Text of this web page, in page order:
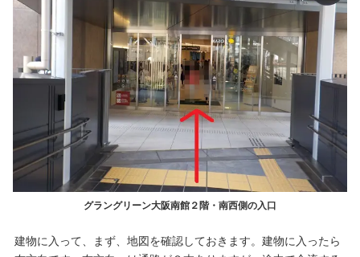
グラングリーン大阪南館２階・南西側の入口
建物に入って、まず、地図を確認しておきます。建物に入ったら